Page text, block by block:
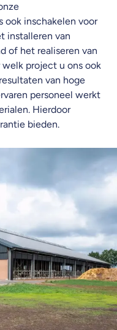
ook inschakelen voor
installeren van
of het realiseren van
welk project u ons ook
van hoge
personeel werkt
Hierdoor
bieden.